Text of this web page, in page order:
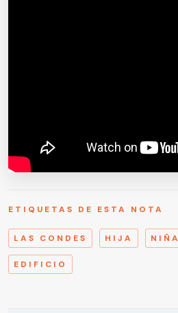
ETIQUETAS DE ESTA NOTA
LAS CONDES HIJA NIÑA
EDIFICIO